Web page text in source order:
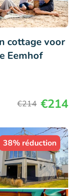
cottage voor
Eemhof
€214 €214
38% réduction